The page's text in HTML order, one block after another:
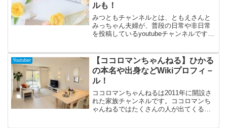
ルも！
みつともチャンネルとは、ともえさんと
みっちゃん夫婦が、普段の日常や非日常
を投稿しているyoutubeチャンネルです。
題が豊富な夫婦のようです。youtubeチャ
ンネルも大人気で、登録者数も17万人を
超える大人気です。そんなみつともチャ
ンネルのともえさんに焦点をあててプロ
フィールをまとめてみました
Youtuber
【ココロマンちゃんねる】ひかる
の本名や出身などWikiプロフィ－
ル！
ココロマンちゃんねるは2011年に開設さ
れた家族チャンネルです。ココロマンち
ゃんねるではたくさんの人が出てくるの